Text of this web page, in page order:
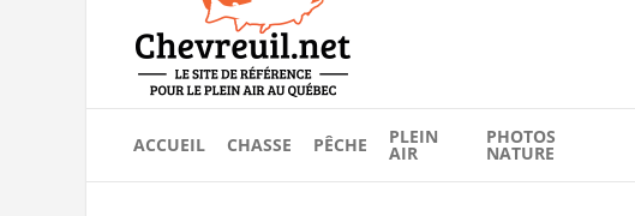
ACCUEIL CHASSE PÊCHE PLEIN
AIR
PHOTOS
NATURE